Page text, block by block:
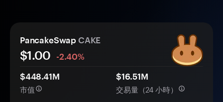
PancakeSwap CAKE
$1.00
-2.40%
$448.41M
市值
$16.51M
交易量（24 小時）